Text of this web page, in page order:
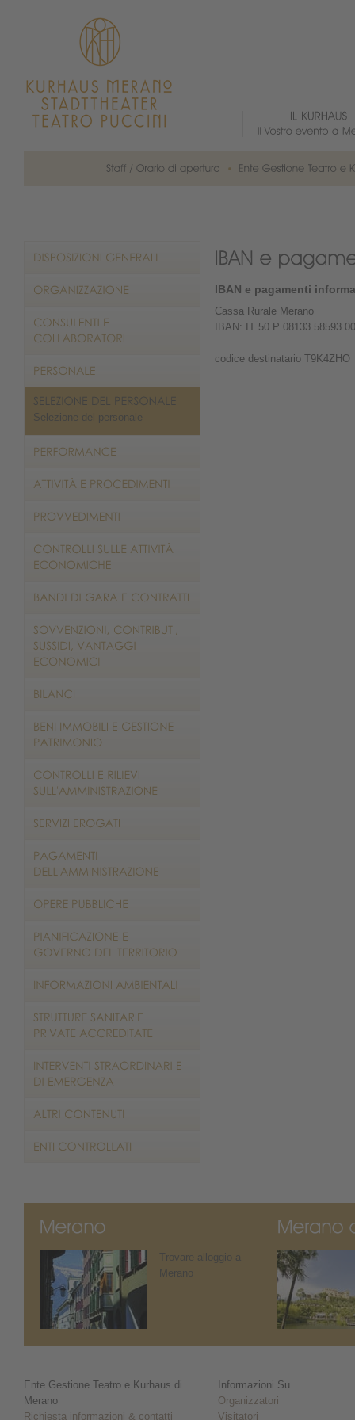
Selezione del personale
IBAN e pagamenti
Cassa Rurale Merano
IBAN: IT 50 P 08133 58593
codice destinatario T9K4ZHO
Trovare alloggio a
Merano
Ente Gestione Teatro e Kurhaus di
Merano
Richiesta informazioni & contatti
Informazioni Su
Organizzatori
Visitatori